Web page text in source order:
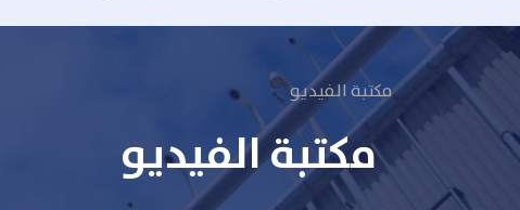
مكتبة الفيديو
مكتبة الفيديو